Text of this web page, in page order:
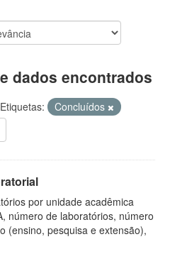
dados encontrados
Etiquetas:
Concluídos
por unidade acadêmica
número de laboratórios, número
(ensino, pesquisa e extensão),